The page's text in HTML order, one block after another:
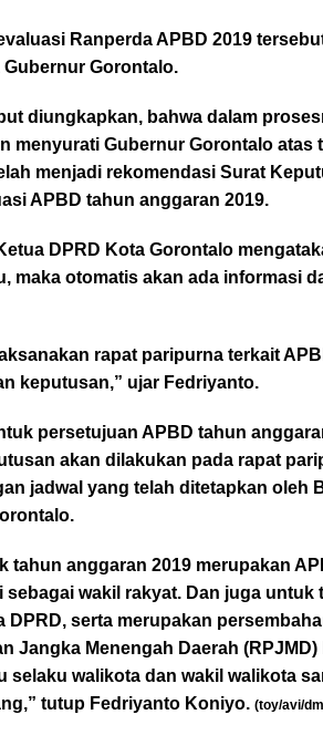
Ranperda APBD 2019
Gorontalo.
diungkapkan, bahwa dalam
menyurati Gubernur Gorontalo atas
menjadi rekomendasi Surat
APBD tahun anggaran 2019.
DPRD Kota Gorontalo
maka otomatis akan ada informasi
rapat paripurna terkait
keputusan,” ujar Fedriyanto.
persetujuan APBD tahun
akan dilakukan pada rapat
jadwal yang telah ditetapkan oleh
tahun anggaran 2019 merupakan
wakil rakyat. Dan juga untuk
DPRD, serta merupakan
Jangka Menengah Daerah (RPJMD)
selaku walikota dan wakil walikota
tutup Fedriyanto Koniyo.(toy/avi/